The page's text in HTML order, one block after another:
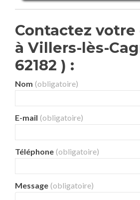
Contactez
à Villers-lès-
62182 ) :
Nom (obligatoire)
E-mail (obligatoire)
Téléphone (obligatoire)
Message (obligatoire)